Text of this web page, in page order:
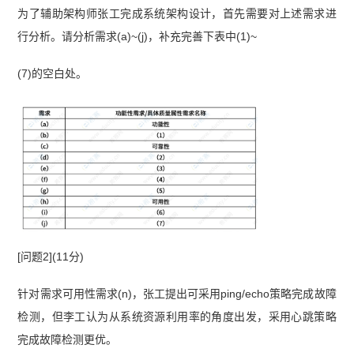
为了辅助架构师张工完成系统架构设计，首先需要对上述需求进
行分析。请分析需求(a)~(j)，补充完善下表中(1)~
(7)的空白处。
[问题2](11分)
针对需求可用性需求(n)，张工提出可采用ping/echo策略完成故障
检测，但李工认为从系统资源利用率的角度出发，采用心跳策略
完成故障检测更优。